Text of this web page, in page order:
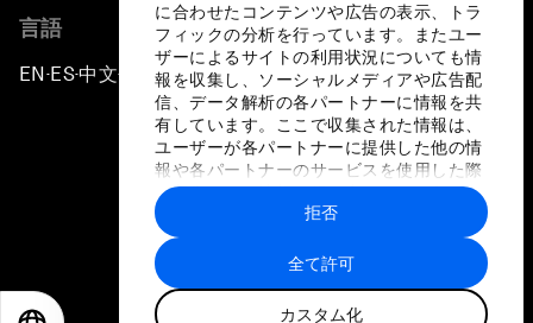
に合わせたコンテンツや広告の表示、トラ
フィックの分析を行っています。またユー
ザーによるサイトの利用状況についても情
報を収集し、ソーシャルメディアや広告配
信、データ解析の各パートナーに情報を共
有しています。ここで収集された情報は、
ユーザーが各パートナーに提供した他の情
報や各パートナーのサービスを使用した際
に収集された情報と組み合わされ、各パー
トナーによって使用されることがありま
す。
全て許可
カスタム化
拒否
言語
EN ▪ES▪中文▪ 日本語
プライバシーポリシーと利用規約
サイトマップ